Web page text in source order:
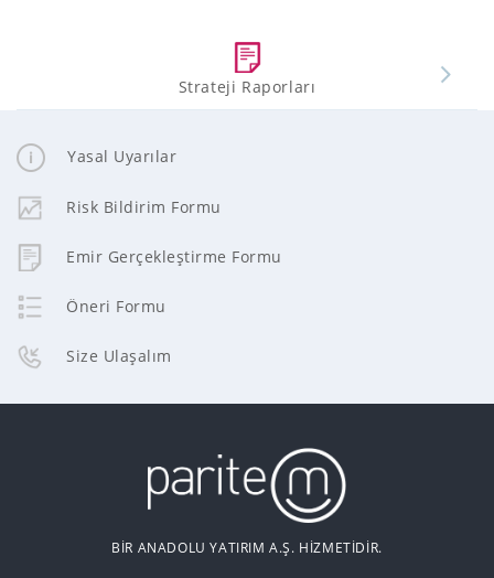
Strateji Raporları
Yasal Uyarılar
Risk Bildirim Formu
Emir Gerçekleştirme Formu
Öneri Formu
Size Ulaşalım
BİR ANADOLU YATIRIM A.Ş. HİZMETİDİR.